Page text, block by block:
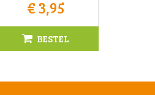
€3,95
BESTEL